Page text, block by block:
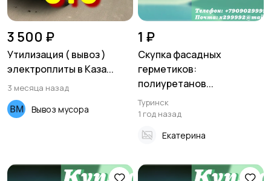
Хозяйство и уборка
Репетиторы и
обучение
Юристы Услуги аренды
3 500 ₽
Утилизация ( вывоз )
электроплиты в Каза...
3 месяца назад
Вывоз мусора
1 ₽
Скупка фасадных
герметиков:
полиуретанов...
Туринск
1 год назад
Екатерина